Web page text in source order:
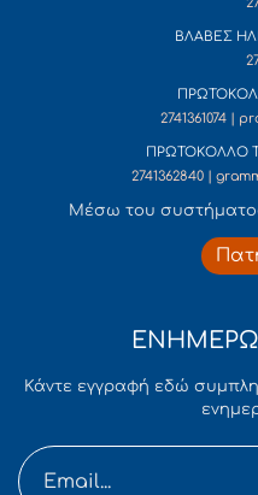
ΒΛΑΒΕΣ
2741361074 |
ΠΡΩΤΟΚΟΛΛΟ
2741362840 |
Mέσω του
Κάντε εγγραφή εδώ